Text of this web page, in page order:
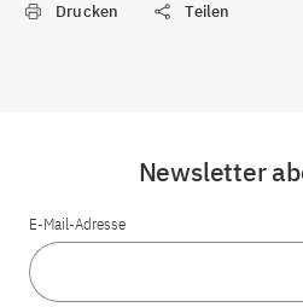
Drucken Teilen
Newsletter
E-Mail-Adresse